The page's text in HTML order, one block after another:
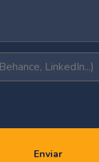
Enviar